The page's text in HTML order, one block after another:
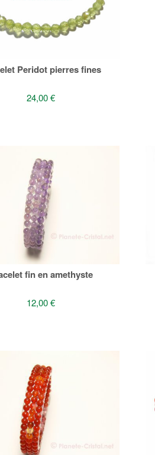
Peridot pierres fines
24,00 €
fin en amethyste
12,00 €